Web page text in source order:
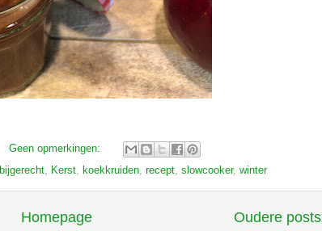
Geen opmerkingen:
bijgerecht, Kerst, koekkruiden, recept, slowcooker, winter
Oudere posts
Homepage